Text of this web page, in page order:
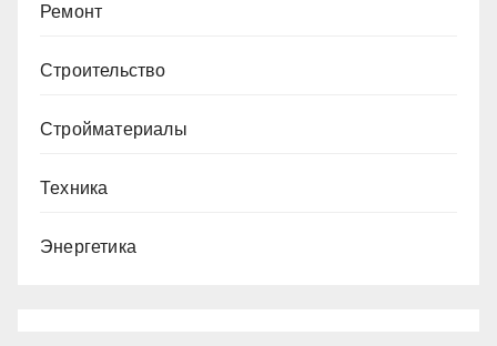
Ремонт
Строительство
Стройматериалы
Техника
Энергетика